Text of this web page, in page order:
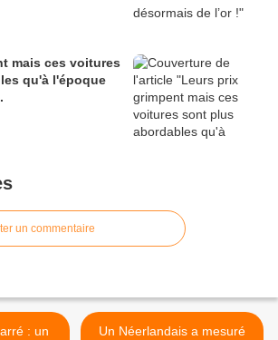
mais ces voitures
qu'à l'époque
un commentaire
Un Néerlandais a mesuré